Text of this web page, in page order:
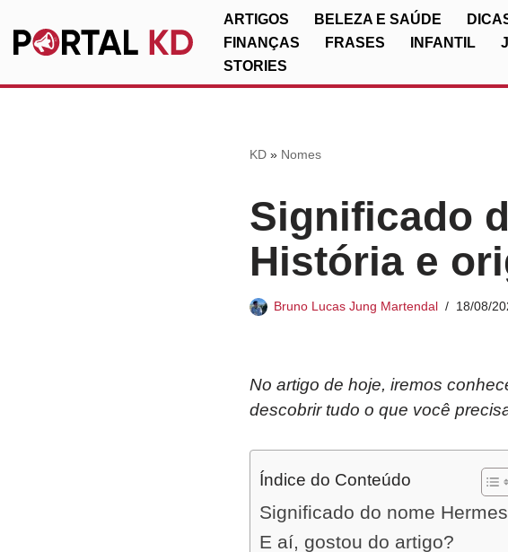
Pular
ARTIGOS BELEZA E SAÚDE
FINANÇAS
FRASES INFANTIL
STORIES
KD» Nomes
Significado
História e
Bruno Lucas Jung Martendal 18/08/
No artigo de hoje, iremos
descobrir tudo o que você
Índice do Conteúdo
Significado do nome Hermes
E aí, gostou do artigo?